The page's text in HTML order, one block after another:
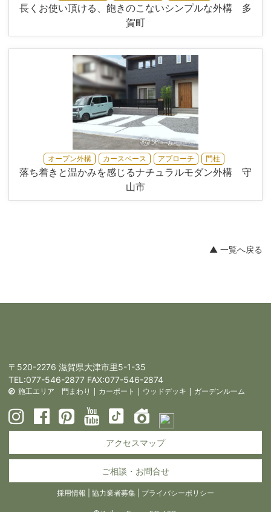
長くお使い頂ける、飽きのこないシンプルな外構 多
賀町
オープン外構 カースペース アプローチ 門柱
落ち着きと温かみを感じるナチュラルモダン外構 守
山市
▲ 一覧へ戻る
〒520-2276 滋賀県大津市里5-1-35
TEL:077-546-2877 FAX:077-546-2874
施工エリア 門まわり | カーポート | ウッドデッキ | ガーデンルーム
アクセスマップ
ご相談・お問合せ
採用情報 協力業者募集 プライバシーポリシー